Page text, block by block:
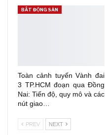
BẤT ĐỘNG SẢN
Toàn cảnh tuyến Vành đai
3 TP.HCM đoạn qua Đồng
Nai: Tiến độ, quy mô và các
nút giao…
PREV NEXT